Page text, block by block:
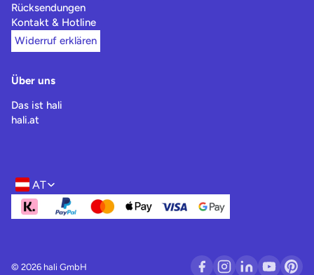
Rücksendungen
Kontakt & Hotline
Widerruf erklären
Über uns
Das ist hali
hali.at
Region- und Sprachwahl
AT
© 2026 hali GmbH